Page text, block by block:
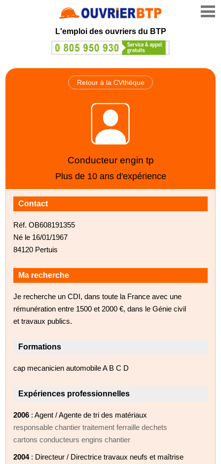
L'emploi des ouvriers du BTP
Retour à la CVthèque
Conducteur engin tp
Plus de 10 ans d'expérience
Contact
Réf. OB608191355
Né le 16/01/1967
84120 Pertuis
Ma recherche
Je recherche un CDI, dans toute la France avec une
rémunération entre 1500 et 2000 €, dans le Génie civil
et travaux publics.
Formations
cap mecanicien automobile A B C D
Expériences professionnelles
2006 : Agent / Agente de tri des matériaux
responsable chantier traitement ferraille dechets
cartons conducteurs engins chantier
2004: Directeur / Directrice travaux neufs et maîtrise